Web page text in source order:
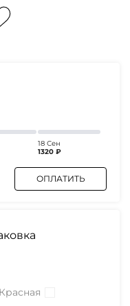
18 Сен
1320 ₽
ОПЛАТИТЬ
Красная